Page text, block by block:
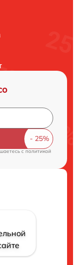
c политикой